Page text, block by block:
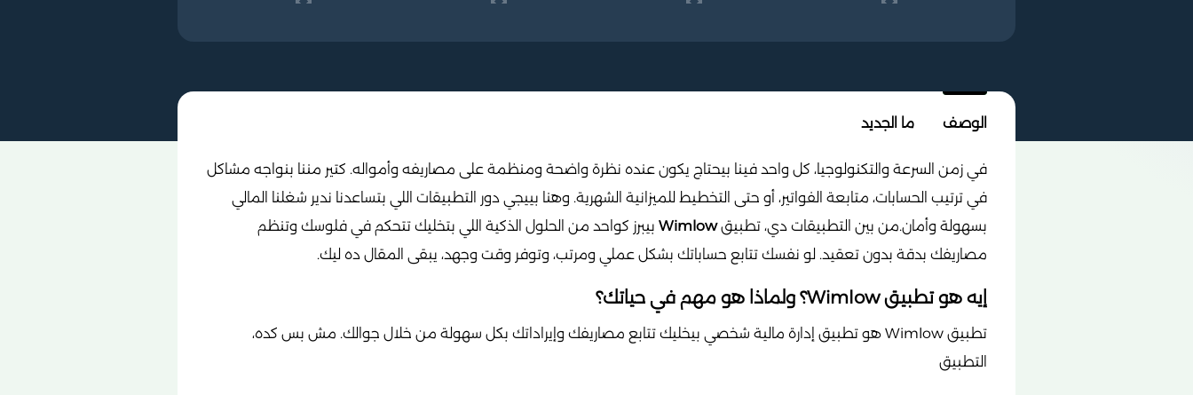
الوصف ما الجديد
في زمن السرعة والتكنولوجيا، كل واحد فينا بيحتاج يكون عنده نظرة واضحة ومنظمة على مصاريفه وأمواله. كتير مننا بنواجه مشاكل
في ترتيب الحسابات، متابعة الفواتير، أو حتى التخطيط للميزانية الشهرية. وهنا بييجي دور التطبيقات اللي بتساعدنا ندير شغلنا المالي
بسهولة وأمان.من بين التطبيقات دي، تطبيقWimlow بيبرز كواحد من الحلول الذكية اللي بتخليك تتحكم في فلوسك وتنظم
مصاريفك بدقة بدون تعقيد. لو نفسك تتابع حساباتك بشكل عملي ومرتب، وتوفر وقت وجهد، يبقى المقال ده ليك.
إيه هو تطبيق Wimlow؟ ولماذا هو مهم في حياتك؟
تطبيق Wimlow هو تطبيق إدارة مالية شخصي بيخليك تتابع مصاريفك وإيراداتك بكل سهولة من خلال جوالك. مش بس كده،
التطبيق